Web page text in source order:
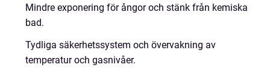
Mindre exponering för ångor och stänk från kemiska
bad.
Tydliga säkerhetssystem och övervakning av
temperatur och gasnivåer.